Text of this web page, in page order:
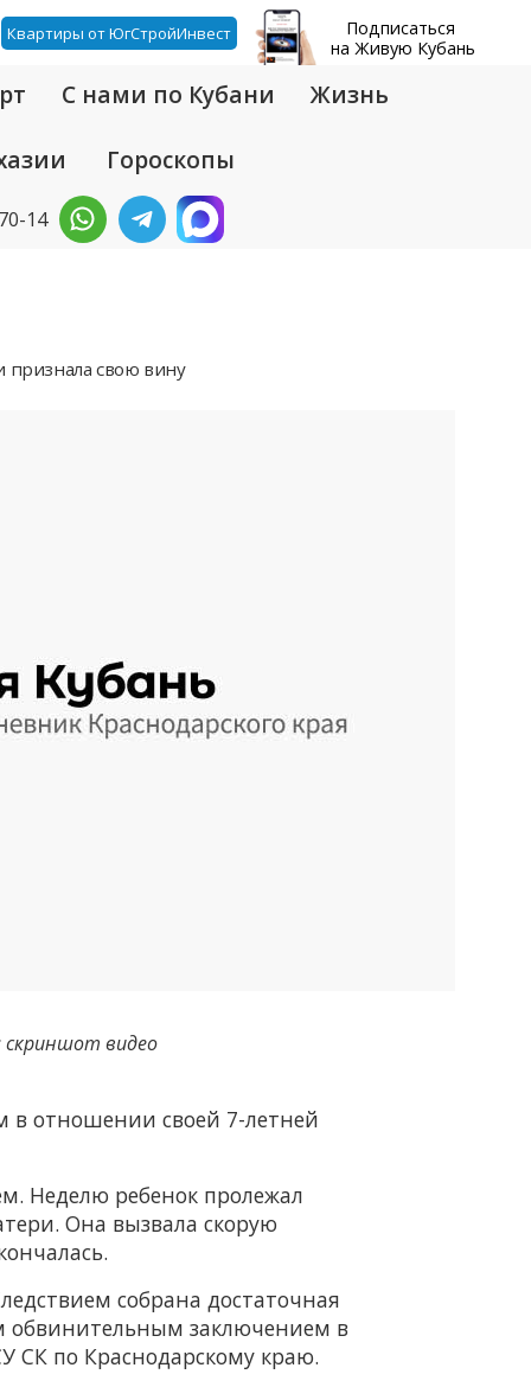
Квартиры от ЮгСтройИнвест
Подписаться
на Живую Кубань
С нами по Кубани Жизнь
Гороскопы
14
признала свою вину
видео
в отношении своей 7-летней
Неделю ребенок пролежал
Она вызвала скорую
собрана достаточная
обвинительным заключением в
СК по Краснодарскому краю.